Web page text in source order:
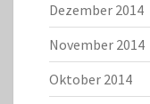
Dezember 2014
November 2014
Oktober 2014